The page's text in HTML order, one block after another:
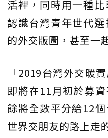
活裡，同時用一種
認識台灣青年世代
的外交版圖，甚至一
「2019台灣外交暖
即將在11月初於募
餘將全數平分給12
世界交朋友的路上走